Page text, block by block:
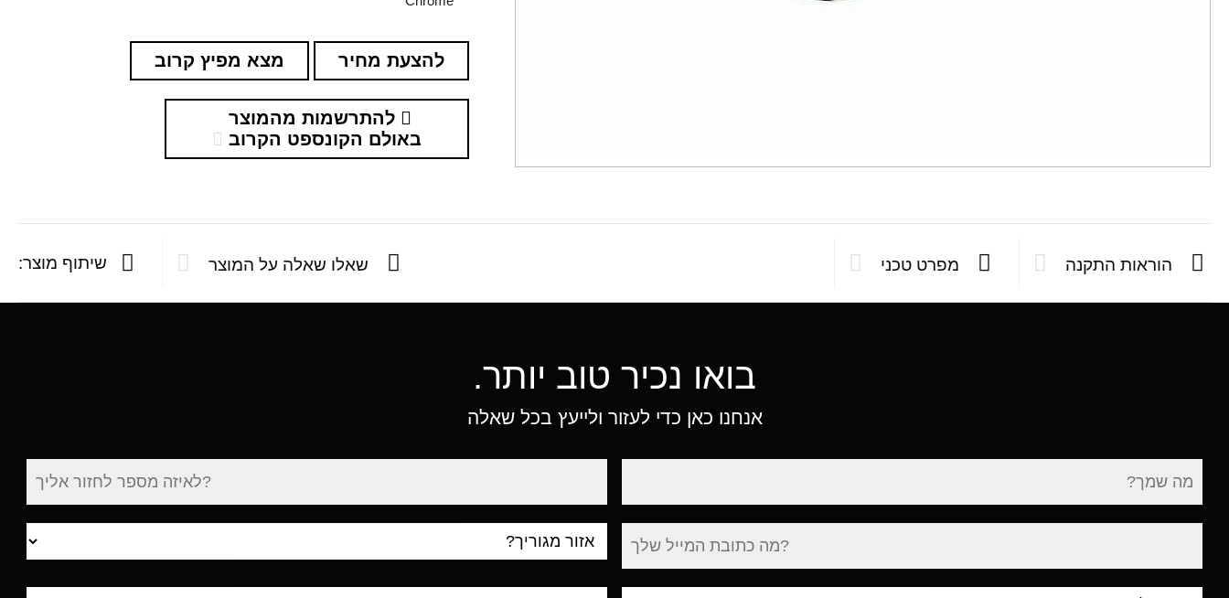
להצעת מחיר מצא מפיץ קרוב
להתרשמות מהמוצר
באולם הקונספט הקרוב
הוראות התקנה מפרט טכני שאלו שאלה על המוצר שיתוף מוצר:
בואו נכיר טוב יותר.
אנחנו כאן כדי לעזור ולייעץ בכל שאלה
עיר
מגורים